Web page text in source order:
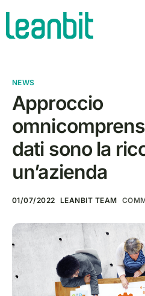
prezzi
azienda
manifesto
newsroom
italiano
NEWS
Approccio
dati sono la
un’azienda
01/07/2022 LEANBIT TEAM